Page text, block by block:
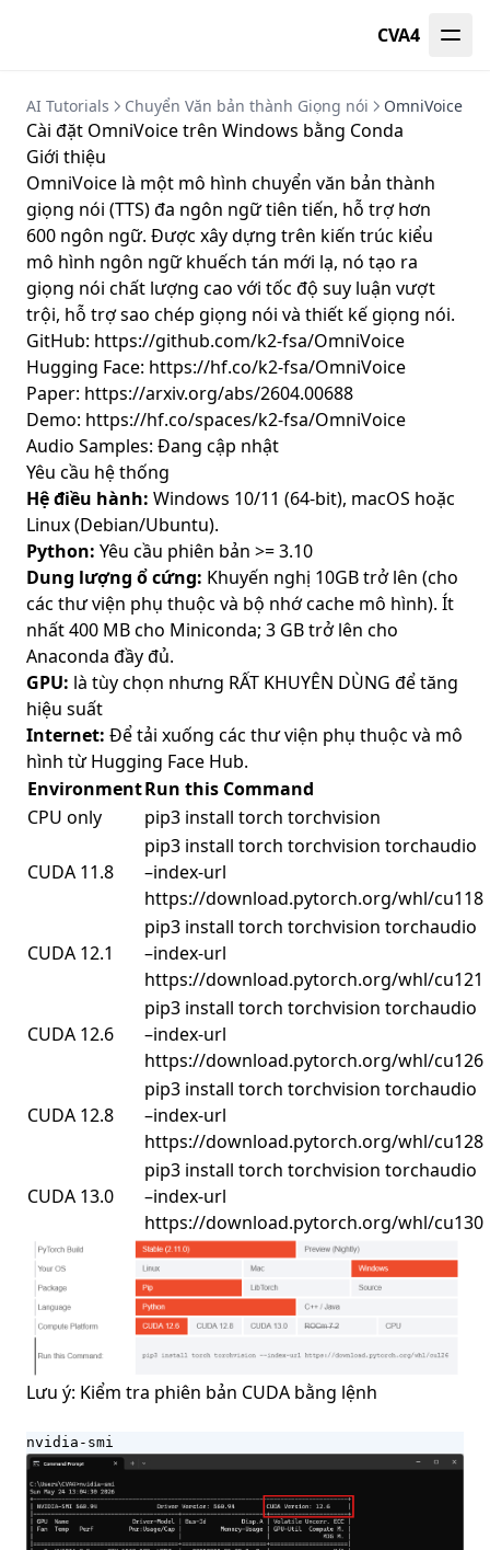
CVA4
AI Tutorials Chuyển Văn bản thành Giọng nói OmniVoice
Cài đặt OmniVoice trên Windows bằng Conda
Giới thiệu
OmniVoice là một mô hình chuyển văn bản thành
giọng nói (TTS) đa ngôn ngữ tiên tiến, hỗ trợ hơn
600 ngôn ngữ. Được xây dựng trên kiến ​​trúc kiểu
mô hình ngôn ngữ khuếch tán mới lạ, nó tạo ra
giọng nói chất lượng cao với tốc độ suy luận vượt
trội, hỗ trợ sao chép giọng nói và thiết kế giọng nói.
GitHub: https://github.com/k2-fsa/OmniVoice
Hugging Face: https://hf.co/k2-fsa/OmniVoice
Paper: https://arxiv.org/abs/2604.00688
Demo: https://hf.co/spaces/k2-fsa/OmniVoice
Audio Samples: Đang cập nhật
Yêu cầu hệ thống
Hệ điều hành: Windows 10/11 (64-bit), macOS hoặc
Linux (Debian/Ubuntu).
Python: Yêu cầu phiên bản >= 3.10
Dung lượng ổ cứng: Khuyến nghị 10GB trở lên (cho
các thư viện phụ thuộc và bộ nhớ cache mô hình). Ít
nhất 400 MB cho Miniconda; 3 GB trở lên cho
Anaconda đầy đủ.
GPU: là tùy chọn nhưng RẤT KHUYÊN DÙNG để tăng
hiệu suất
Internet: Để tải xuống các thư viện phụ thuộc và mô
hình từ Hugging Face Hub.
EnvironmentRun this Command
CPU only
pip3 install torch torchvision
CUDA 11.8
pip3 install torch torchvision torchaudio
–index-url
https://download.pytorch.org/whl/cu118
CUDA 12.1
pip3 install torch torchvision torchaudio
–index-url
https://download.pytorch.org/whl/cu121
CUDA 12.6
pip3 install torch torchvision torchaudio
–index-url
https://download.pytorch.org/whl/cu126
CUDA 12.8
pip3 install torch torchvision torchaudio
–index-url
https://download.pytorch.org/whl/cu128
CUDA 13.0
pip3 install torch torchvision torchaudio
–index-url
https://download.pytorch.org/whl/cu130
Lưu ý: Kiểm tra phiên bản CUDA bằng lệnh
nvidia-smi